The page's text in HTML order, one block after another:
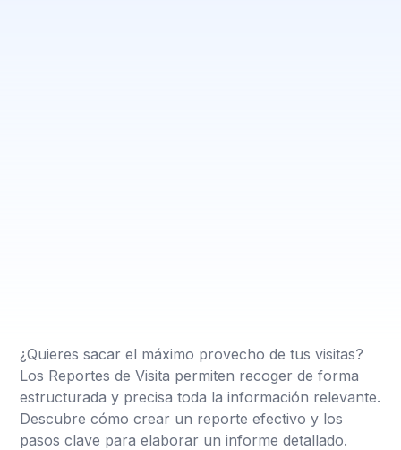
¿Quieres sacar el máximo provecho de tus visitas?
Los Reportes de Visita permiten recoger de forma
estructurada y precisa toda la información relevante.
Descubre cómo crear un reporte efectivo y los
pasos clave para elaborar un informe detallado.